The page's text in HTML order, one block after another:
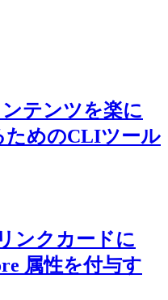
テンツを楽に
ためのCLIツール
ンクカードに
属性を付与す